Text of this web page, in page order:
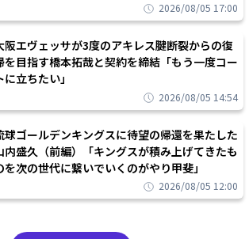
2026/08/05 17:00
阪エヴェッサが3度のアキレス腱断裂からの復
を目指す橋本拓哉と契約を締結「もう一度コー
に立ちたい」
2026/08/05 14:54
球ゴールデンキングスに待望の帰還を果たした
内盛久（前編）「キングスが積み上げてきたも
を次の世代に繋いでいくのがやり甲斐」
2026/08/05 12:00